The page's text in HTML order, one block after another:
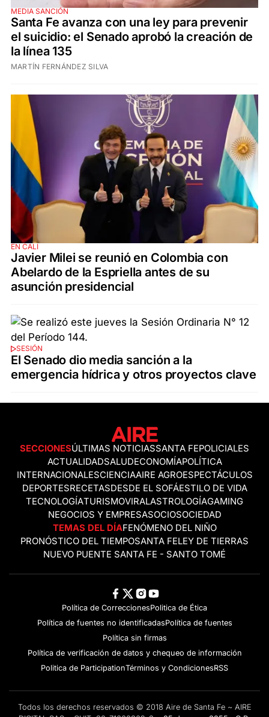
MEDIA SANCIÓN
Santa Fe avanza con una ley para prevenir
el suicidio: el Senado aprobó la creación de
la línea 135
MARTÍN FERNÁNDEZ SILVA
EN CALI
Javier Milei se reunió en Colombia con
Abelardo de la Espriella antes de su
asunción presidencial
SESIÓN
El Senado dio media sanción a la
emergencia hídrica y otros proyectos clave
SECCIONESÚLTIMAS NOTICIASSANTA FEPOLICIALES
ACTUALIDADSALUDECONOMÍAPOLÍTICA
INTERNACIONALESCIENCIAAIRE AGROESPECTÁCULOS
DEPORTESRECETASDESDE EL SOFÁESTILO DE VIDA
TECNOLOGÍATURISMOVIRALASTROLOGÍAGAMING
NEGOCIOS Y EMPRESASOCIOSOCIEDAD
TEMAS DEL DÍAFENÓMENO DEL NIÑO
PRONÓSTICO DEL TIEMPOSANTA FELEY DE TIERRAS
NUEVO PUENTE SANTA FE - SANTO TOMÉ
Política de CorreccionesPolitica de Ética
Política de fuentes no identificadasPolítica de fuentes
Política sin firmas
Política de verificación de datos y chequeo de información
Politica de ParticipationTérminos y CondicionesRSS
Todos los derechos reservados © 2018 Aire de Santa Fe ~ AIRE